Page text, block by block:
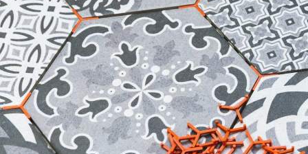
Ästhetik und Funktionalitätfür Ihre
Räume in Winkelbach
Krambergsmühle.
✅ Unverbindlich & Kostenfrei
✅Individuelle Beratungvon Experten
✅ Hochwertige Materialien und
fachgerechte Verlegung